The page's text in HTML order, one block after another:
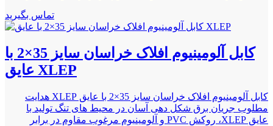
تماس بگیرید
کابل آلومینیوم افلاک خراسان سایز 35×2 با
عایق XLEP
کابل آلومینیوم افلاک خراسان سایز 35×2 با عایق XLEP هدایت
مطلوب جریان برق شکل دهی آسان در محیط های تنگ تولید با
عایق XLEP، روکش PVC و آلومینیوم مرغوب ﻣﻘﺎﻭم در برابر